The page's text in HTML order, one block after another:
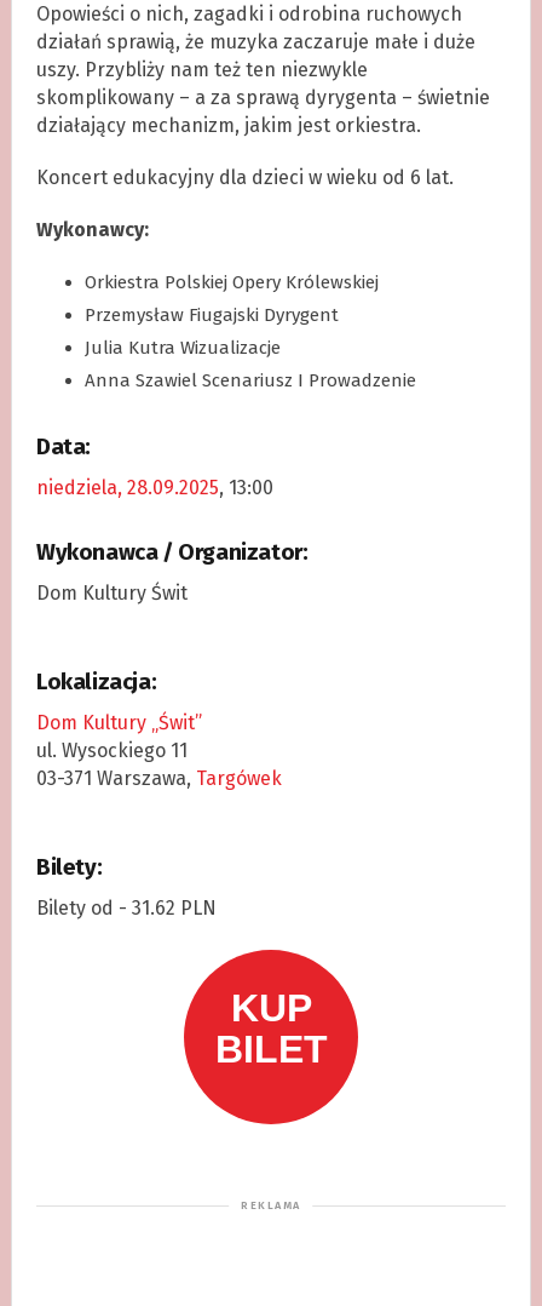
Opowieści o nich, zagadki i odrobina ruchowych
działań sprawią, że muzyka zaczaruje małe i duże
uszy. Przybliży nam też ten niezwykle
skomplikowany – a za sprawą dyrygenta – świetnie
działający mechanizm, jakim jest orkiestra.
Koncert edukacyjny dla dzieci w wieku od 6 lat.
Wykonawcy:
Orkiestra Polskiej Opery Królewskiej
Przemysław Fiugajski Dyrygent
Julia Kutra Wizualizacje
Anna Szawiel Scenariusz I Prowadzenie
Data:
niedziela, 28.09.2025, 13:00
Wykonawca / Organizator:
Dom Kultury Świt
Lokalizacja:
Dom Kultury „Świt”
ul. Wysockiego 11
03-371 Warszawa, Targówek
Bilety:
Bilety od - 31.62 PLN